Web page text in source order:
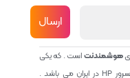
هوشمندنتاست . که یکی
شناخته ترین و یکی از شرکت معتبر پخش سرور HP در ایران می باشد .